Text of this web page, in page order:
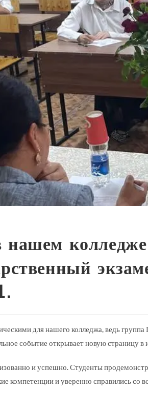
колледже
для нашего колледжа, ведь
событие открывает новую страницу в
и успешно. Студенты
компетенции и уверенно справились со